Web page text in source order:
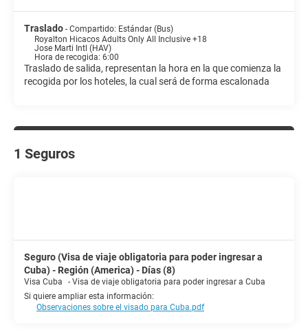
Traslado - Compartido: Estándar (Bus)
Royalton Hicacos Adults Only All Inclusive +18
Jose Marti Intl (HAV)
Hora de recogida: 6:00
Traslado de salida, representan la hora en la que comienza la
recogida por los hoteles, la cual será de forma escalonada
1 Seguros
Seguro (Visa de viaje obligatoria para poder ingresar a
Cuba) - Región (America) - Días (8)
Visa Cuba - Visa de viaje obligatoria para poder ingresar a Cuba
Si quiere ampliar esta información:
Observaciones sobre el visado para Cuba.pdf